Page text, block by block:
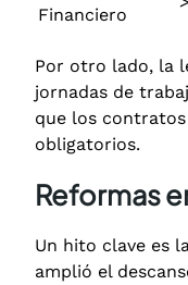
Financiero
Por otro lado, la
jornadas de
que los
obligatorios.
Reformas
Un hito clave es
amplió el